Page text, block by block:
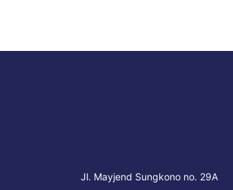
Jl. Mayjend Sungkono no. 29A